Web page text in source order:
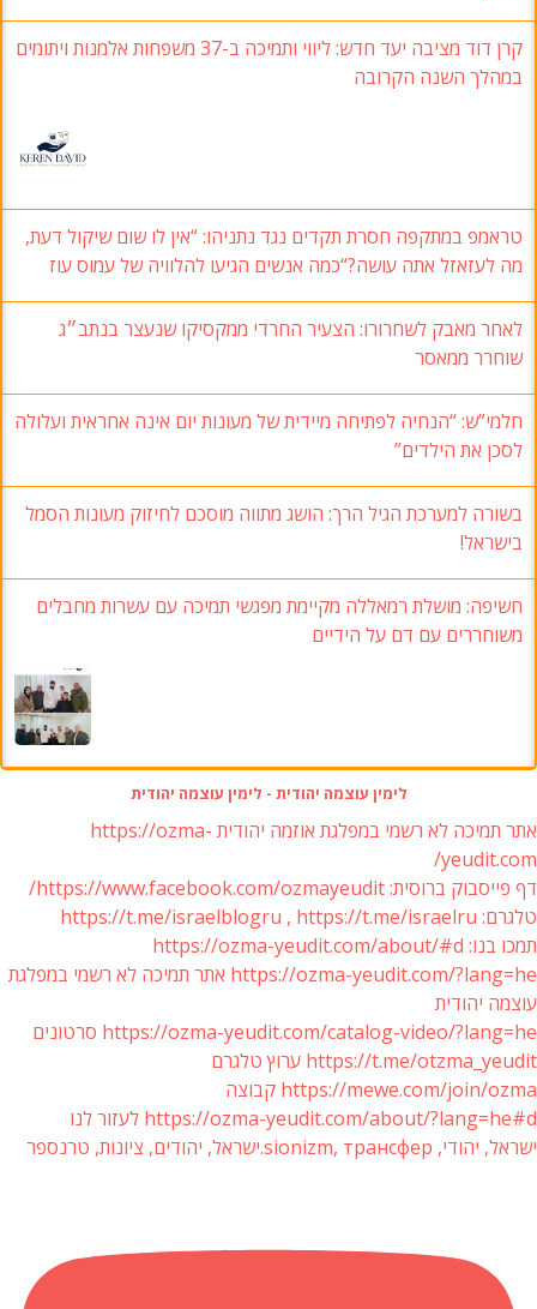
קרן דוד מציבה יעד חדש: ליווי ותמיכה ב-37 משפחות אלמנות ויתומים
במהלך השנה הקרובה
טראמפ במתקפה חסרת תקדים נגד נתניהו: “אין לו שום שיקול דעת,
מה לעזאזל אתה עושה?“כמה אנשים הגיעו להלוויה של עמוס עוז
לאחר מאבק לשחרורו: הצעיר החרדי ממקסיקו שנעצר בנתב״ג
שוחרר ממאסר
חלמי”ש: “הנחיה לפתיחה מיידית של מעונות יום אינה אחראית ועלולה
לסכן את הילדים”
בשורה למערכת הגיל הרך: הושג מתווה מוסכם לחיזוק מעונות הסמל
בישראל!
חשיפה: מושלת רמאללה מקיימת מפגשי תמיכה עם עשרות מחבלים
משוחררים עם דם על הידיים
לימין עוצמה יהודית - לימין עוצמה יהודית
אתר תמיכה לא רשמי במפלגת אוזמה יהודית https://ozma-
yeudit.com/
דף פייסבוק ברוסית: https://www.facebook.com/ozmayeudit/
טלגרם: https://t.me/israelblogru , https://t.me/israelru
תמכו בנו: https://ozma-yeudit.com/about/#d
https://ozma-yeudit.com/?lang=he אתר תמיכה לא רשמי במפלגת
עוצמה יהודית
https://ozma-yeudit.com/catalog-video/?lang=he סרטונים
https://t.me/otzma_yeudit ערוץ טלגרם
https://mewe.com/join/ozma קבוצה
https://ozma-yeudit.com/about/?lang=he#d לעזור לנו
ישראל, יהודי, sionizm, трансфер.ישראל, יהודים, ציונות, טרנספר